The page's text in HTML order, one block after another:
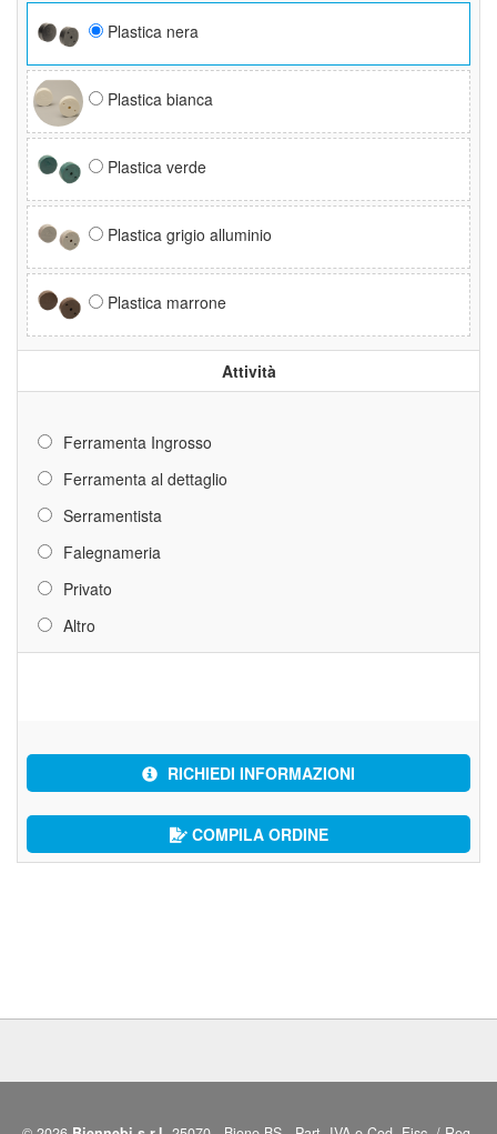
Plastica nera
Plastica bianca
Plastica verde
Plastica grigio alluminio
Plastica marrone
Attività
Ferramenta Ingrosso
Ferramenta al dettaglio
Serramentista
Falegnameria
Privato
Altro
RICHIEDI INFORMAZIONI
COMPILA ORDINE